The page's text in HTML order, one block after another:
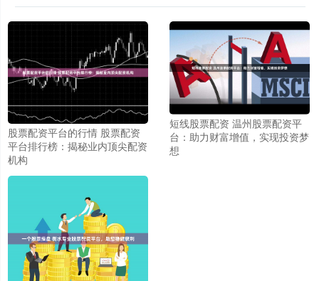
股票配资平台的行情 股票配资
平台排行榜：揭秘业内顶尖配资
机构
短线股票配资 温州股票配资平
台：助力财富增值，实现投资梦
想